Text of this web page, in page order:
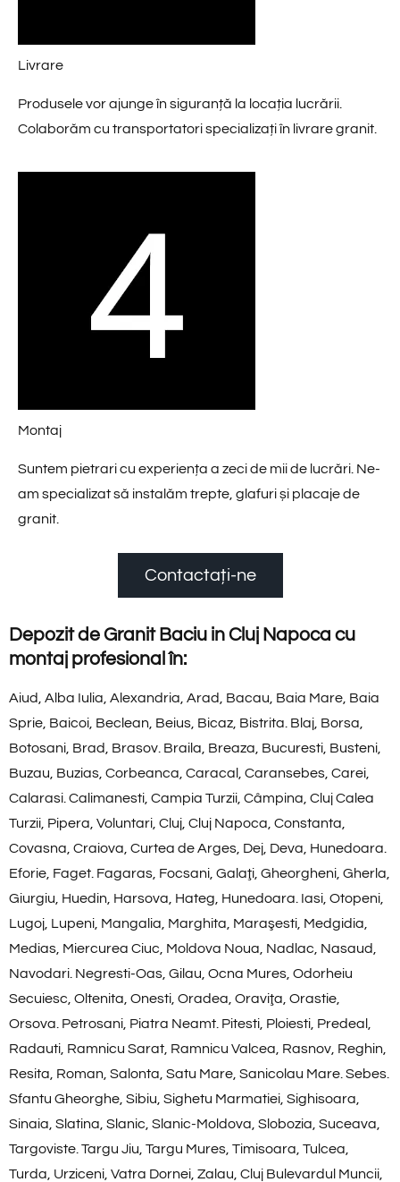
Livrare
Produsele vor ajunge în siguranță la locația lucrării.
Colaborăm cu transportatori specializați în livrare granit.
Montaj
Suntem pietrari cu experiența a zeci de mii de lucrări. Ne-
am specializat să instalăm trepte, glafuri și placaje de
granit.
Contactați-ne
Depozit de Granit Baciu in Cluj Napoca cu
montaj profesional în:
Aiud, Alba Iulia, Alexandria, Arad, Bacau, Baia Mare, Baia
Sprie, Baicoi, Beclean, Beius, Bicaz, Bistrita. Blaj, Borsa,
Botosani, Brad, Brasov. Braila, Breaza, Bucuresti, Busteni,
Buzau, Buzias, Corbeanca, Caracal, Caransebes, Carei,
Calarasi. Calimanesti, Campia Turzii, Câmpina, Cluj Calea
Turzii, Pipera, Voluntari, Cluj, Cluj Napoca, Constanta,
Covasna, Craiova, Curtea de Arges, Dej, Deva, Hunedoara.
Eforie, Faget. Fagaras, Focsani, Galaţi, Gheorgheni, Gherla,
Giurgiu, Huedin, Harsova, Hateg, Hunedoara. Iasi, Otopeni,
Lugoj, Lupeni, Mangalia, Marghita, Maraşesti, Medgidia,
Medias, Miercurea Ciuc, Moldova Noua, Nadlac, Nasaud,
Navodari. Negresti-Oas, Gilau, Ocna Mures, Odorheiu
Secuiesc, Oltenita, Onesti, Oradea, Oraviţa, Orastie,
Orsova. Petrosani, Piatra Neamt. Pitesti, Ploiesti, Predeal,
Radauti, Ramnicu Sarat, Ramnicu Valcea, Rasnov, Reghin,
Resita, Roman, Salonta, Satu Mare, Sanicolau Mare. Sebes.
Sfantu Gheorghe, Sibiu, Sighetu Marmatiei, Sighisoara,
Sinaia, Slatina, Slanic, Slanic-Moldova, Slobozia, Suceava,
Targoviste. Targu Jiu, Targu Mures, Timisoara, Tulcea,
Turda, Urziceni, Vatra Dornei, Zalau, Cluj Bulevardul Muncii,